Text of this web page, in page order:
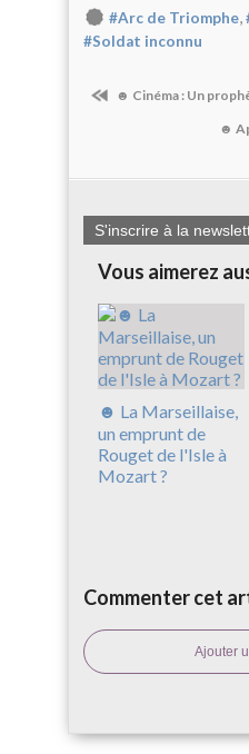
#Arc de Triomphe,
#Soldat inconnu
☻ Cinéma : Un
☻
S'inscrire à la
Vous aimerez
☻ La Marseillaise,
un emprunt de
Rouget de l'Isle à
Mozart ?
Commenter cet
Ajouter